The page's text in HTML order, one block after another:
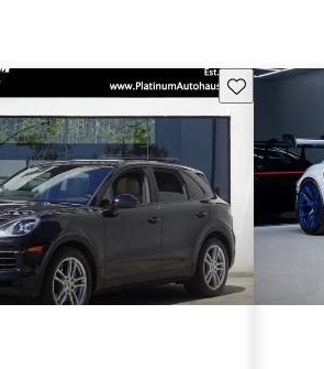
Guarda este